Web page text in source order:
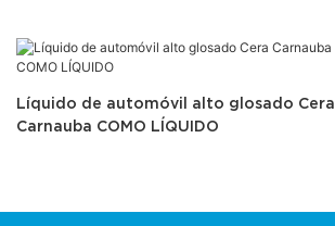
Líquido de automóvil alto glosado Cera
Carnauba COMO LÍQUIDO